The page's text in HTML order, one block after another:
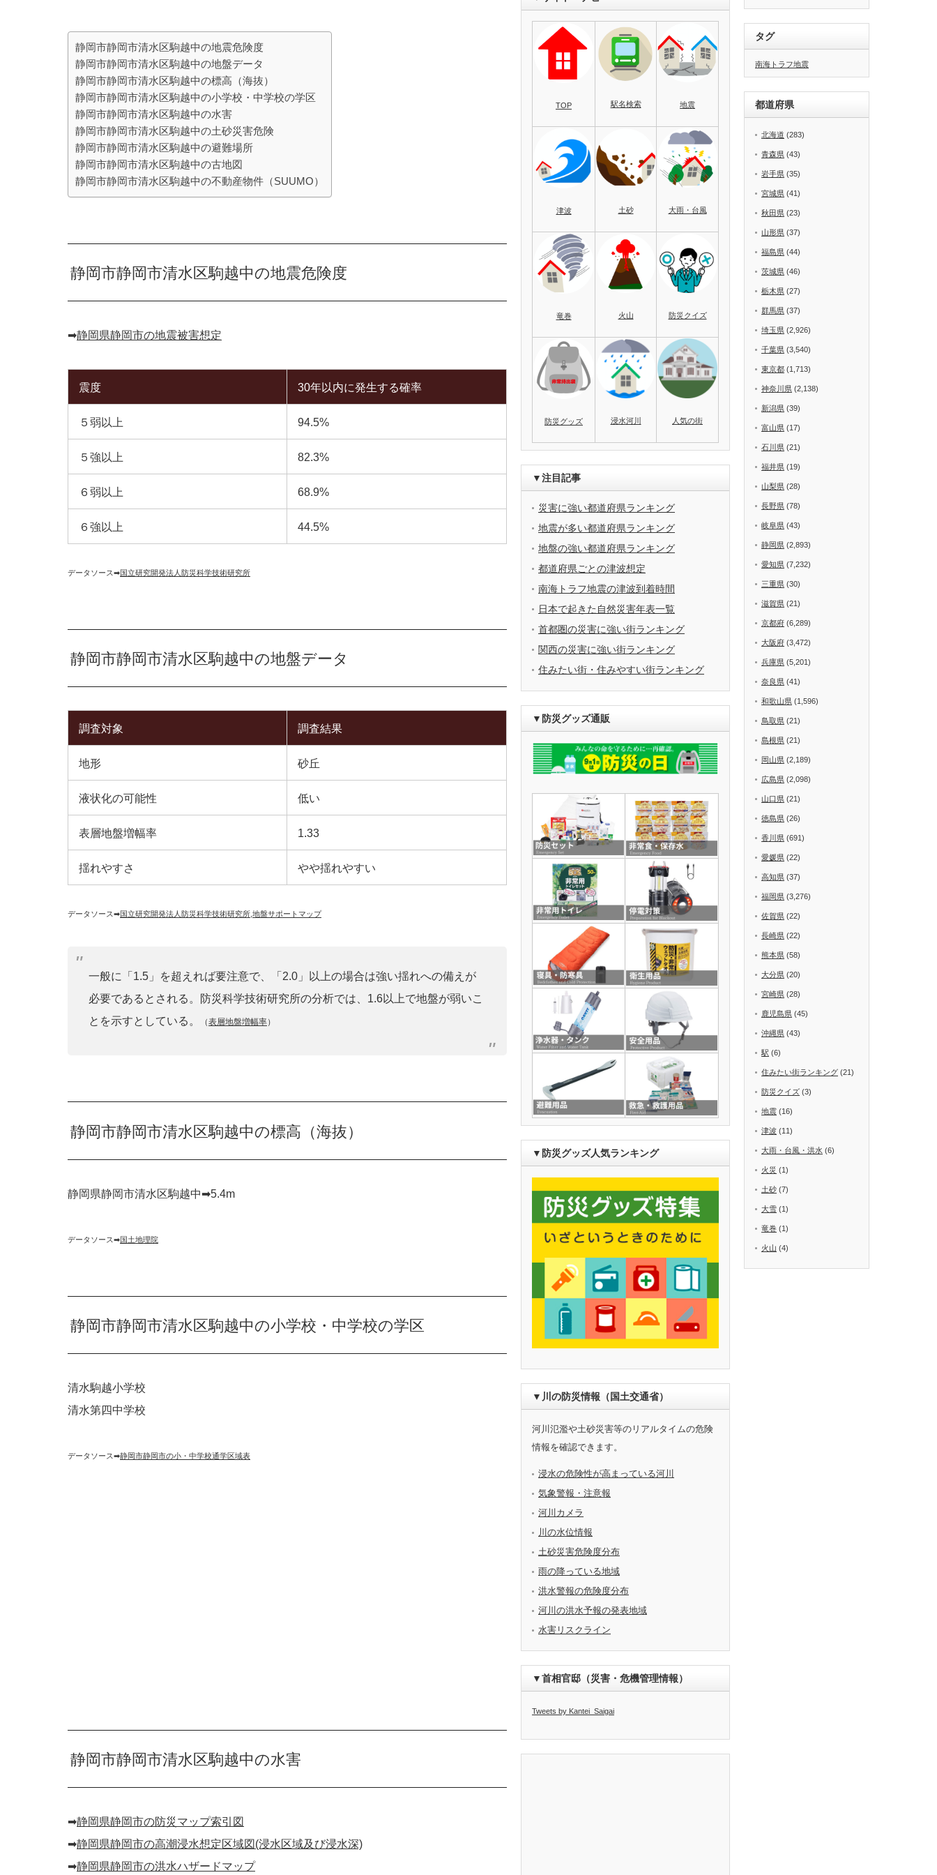
静岡市静岡市清水区駒越中の地震危険度
静岡市静岡市清水区駒越中の地盤データ
静岡市静岡市清水区駒越中の標高（海抜）
静岡市静岡市清水区駒越中の小学校・中学校の学区
静岡市静岡市清水区駒越中の水害
静岡市静岡市清水区駒越中の土砂災害危険
静岡市静岡市清水区駒越中の避難場所
静岡市静岡市清水区駒越中の古地図
静岡市静岡市清水区駒越中の不動産物件（SUUMO）
静岡市静岡市清水区駒越中の地震危険度
➡︎静岡県静岡市の地震被害想定
震度 30年以内に発生する確率
５弱以上 94.5%
５強以上 82.3%
６弱以上 68.9%
６強以上 44.5%
データソース➡︎国立研究開発法人防災科学技術研究所
静岡市静岡市清水区駒越中の地盤データ
調査対象 調査結果
地形 砂丘
液状化の可能性 低い
表層地盤増幅率 1.33
揺れやすさ やや揺れやすい
データソース➡︎国立研究開発法人防災科学技術研究所 地盤サポートマップ
一般に「1.5」を超えれば要注意で、「2.0」以上の場合は強い揺れへの備えが
必要であるとされる。防災科学技術研究所の分析では、1.6以上で地盤が弱いこ
とを示すとしている。
（表層地盤増幅率）
静岡市静岡市清水区駒越中の標高（海抜）
静岡県静岡市清水区駒越中➡︎5.4m
データソース➡︎国土地理院
静岡市静岡市清水区駒越中の小学校・中学校の学区
清水駒越小学校
清水第四中学校
データソース➡︎静岡市静岡市の小・中学校通学区域表
静岡市静岡市清水区駒越中の水害
➡︎静岡県静岡市の防災マップ索引図
➡︎静岡県静岡市の高潮浸水想定区域図(浸水区域及び浸水深)
➡︎静岡県静岡市の洪水ハザードマップ
TOP 駅名検索 地震
津波 土砂 大雨・台風
竜巻 火山 防災クイズ
防災グッズ 浸水河川 人気の街
▼注目記事
災害に強い都道府県ランキング
地震が多い都道府県ランキング
地盤の強い都道府県ランキング
都道府県ごとの津波想定
南海トラフ地震の津波到着時間
日本で起きた自然災害年表一覧
首都圏の災害に強い街ランキング
関西の災害に強い街ランキング
住みたい街・住みやすい街ランキング
▼防災グッズ通販
▼防災グッズ人気ランキング
▼川の防災情報（国土交通省）
河川氾濫や土砂災害等のリアルタイムの危険
情報を確認できます。
浸水の危険性が高まっている河川
気象警報・注意報
河川カメラ
川の水位情報
土砂災害危険度分布
雨の降っている地域
洪水警報の危険度分布
河川の洪水予報の発表地域
水害リスクライン
▼首相官邸（災害・危機管理情報）
Tweets by Kantei_Saigai
タグ
南海トラフ地震
都道府県
北海道 (283)
青森県 (43)
岩手県 (35)
宮城県 (41)
秋田県 (23)
山形県 (37)
福島県 (44)
茨城県 (46)
栃木県 (27)
群馬県 (37)
埼玉県 (2,926)
千葉県 (3,540)
東京都 (1,713)
神奈川県 (2,138)
新潟県 (39)
富山県 (17)
石川県 (21)
福井県 (19)
山梨県 (28)
長野県 (78)
岐阜県 (43)
静岡県 (2,893)
愛知県 (7,232)
三重県 (30)
滋賀県 (21)
京都府 (6,289)
大阪府 (3,472)
兵庫県 (5,201)
奈良県 (41)
和歌山県 (1,596)
鳥取県 (21)
島根県 (21)
岡山県 (2,189)
広島県 (2,098)
山口県 (21)
徳島県 (26)
香川県 (691)
愛媛県 (22)
高知県 (37)
福岡県 (3,276)
佐賀県 (22)
長崎県 (22)
熊本県 (58)
大分県 (20)
宮崎県 (28)
鹿児島県 (45)
沖縄県 (43)
駅 (6)
住みたい街ランキング (21)
防災クイズ (3)
地震 (16)
津波 (11)
大雨・台風・洪水 (6)
火災 (1)
土砂 (7)
大雪 (1)
竜巻 (1)
火山 (4)